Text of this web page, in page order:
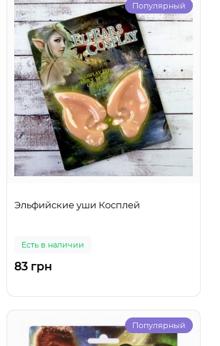
Популярный
Эльфийские уши Косплей
Есть в наличии
83 грн
Популярный